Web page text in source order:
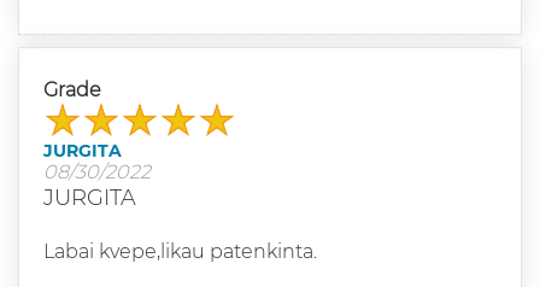
Grade
JURGITA
08/30/2022
JURGITA
Labai kvepe,likau patenkinta.